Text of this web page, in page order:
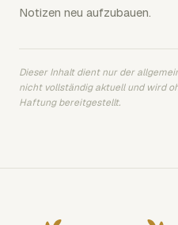
Notizen neu aufzubauen.
Dieser Inhalt dient nur der
nicht vollständig aktuell und wird
Haftung bereitgestellt.